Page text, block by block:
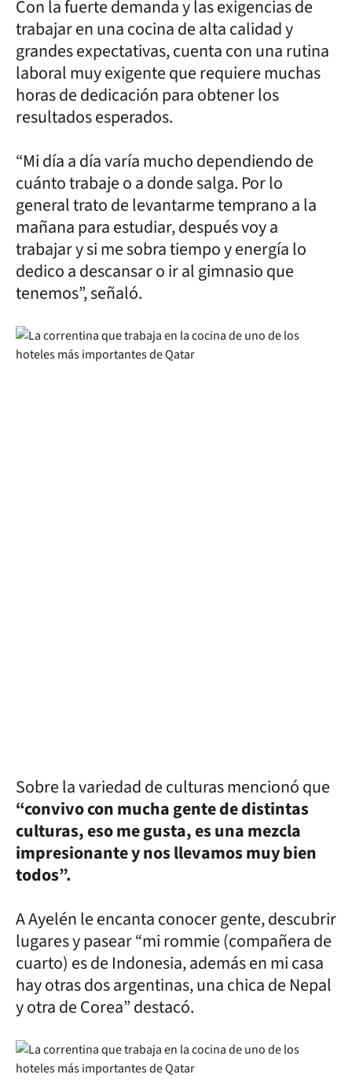
Con la fuerte demanda y las exigencias de
trabajar en una cocina de alta calidad y
grandes expectativas, cuenta con una rutina
laboral muy exigente que requiere muchas
horas de dedicación para obtener los
resultados esperados.
“Mi día a día varía mucho dependiendo de
cuánto trabaje o a donde salga. Por lo
general trato de levantarme temprano a la
mañana para estudiar, después voy a
trabajar y si me sobra tiempo y energía lo
dedico a descansar o ir al gimnasio que
tenemos”, señaló.
Sobre la variedad de culturas mencionó que
“convivo con mucha gente de distintas
culturas, eso me gusta, es una mezcla
impresionante y nos llevamos muy bien
todos”.
A Ayelén le encanta conocer gente, descubrir
lugares y pasear “mi rommie (compañera de
cuarto) es de Indonesia, además en mi casa
hay otras dos argentinas, una chica de Nepal
y otra de Corea” destacó.